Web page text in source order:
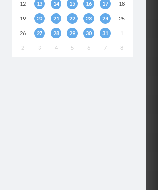
12 13 14 15 16 17 18
19 20 21 22 23 24 25
26 27 28 29 30 31 1
2 3 4 5 6 7 8